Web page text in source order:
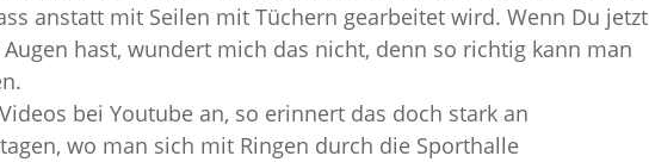
anstatt mit Seilen mit Tüchern gearbeitet wird. Wenn Du jetzt
hast, wundert mich das nicht, denn so richtig kann man
bei Youtube an, so erinnert das doch stark an
wo man sich mit Ringen durch die Sporthalle